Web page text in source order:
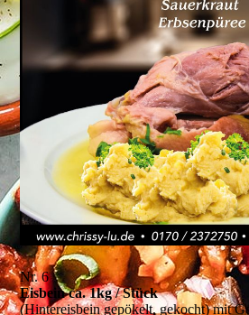
Nr. 6
Eisbein ca. 1kg / Stück
(Hintereisbein gepökelt, gekocht) mit